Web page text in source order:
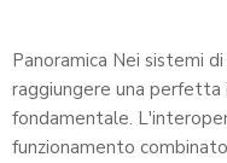
Panoramica Nei sistemi
raggiungere una
fondamentale.
funzionamento